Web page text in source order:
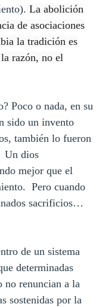
La abolición
de asociaciones
la tradición es
razón, no el
Poco o nada, en su
sido un invento
también lo fueron
Un dios
mejor que el
Pero cuando
sacrificios…
de un sistema
determinadas
no renuncian a la
sostenidas por la